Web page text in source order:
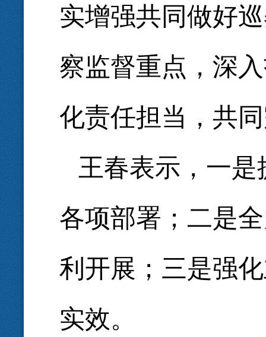
实增强共同做好
察监督重点，深
化责任担当，共
王春表示，一
各项部署；二是
利开展；三是强
实效。